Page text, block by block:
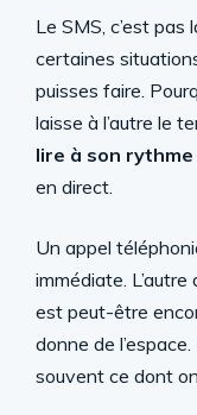
Le SMS, c’est pas
certaines
puisses faire.
laisse à l’autre le
lire à son rythme
en direct.
Un appel
immédiate. L’autre
est peut-être
donne de
souvent ce dont